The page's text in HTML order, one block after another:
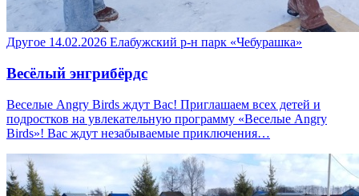
Другое 14.02.2026 Елабужский р-н парк «Чебурашка»
Весёлый энгрибёрдс
Веселые Angry Birds ждут Вас! Приглашаем всех детей и
подростков на увлекательную программу «Веселые Angry
Birds»! Вас ждут незабываемые приключения…